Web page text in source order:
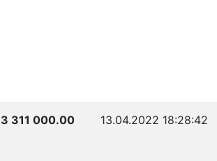
3 311 000.00 13.04.2022 18:28:42